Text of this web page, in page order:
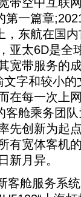
第一篇章
，东航在国
亚太6D是全
宽带服务的
字和较小
在每一次上
客舱乘务团
先创新为起
有宽体客机
新月异。
舱服务系统